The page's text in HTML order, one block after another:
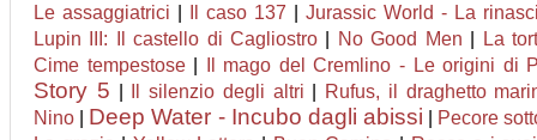
Le assaggiatrici
Il caso 137
Jurassic World - La
Lupin III: Il castello di Cagliostro
No Good Men
La
Cime tempestose| Il mago del Cremlino - Le origini di
Story 5 Il silenzio degli altri
Rufus, il draghetto
Nino
Deep Water - Incubo dagli abissi
Pecore